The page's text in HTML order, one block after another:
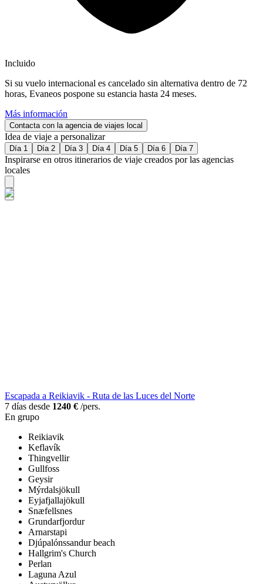
Incluido
Si su vuelo internacional es cancelado sin alternativa dentro de 72
horas, Evaneos pospone su estancia hasta 24 meses.
Más información
Contacta con la agencia de viajes local
Idea de viaje a personalizar
Día 1 Día 2 Día 3 Día 4 Día 5 Día 6 Día 7
Inspirarse en otros itinerarios de viaje creados por las agencias
locales
Escapada a Reikiavik - Ruta de las Luces del Norte
7 días desde 1240 € /pers.
En grupo
Reikiavik
Keflavík
Thingvellir
Gullfoss
Geysir
Mýrdalsjökull
Eyjafjallajökull
Snæfellsnes
Grundarfjordur
Arnarstapi
Djúpalónssandur beach
Hallgrim's Church
Perlan
Laguna Azul